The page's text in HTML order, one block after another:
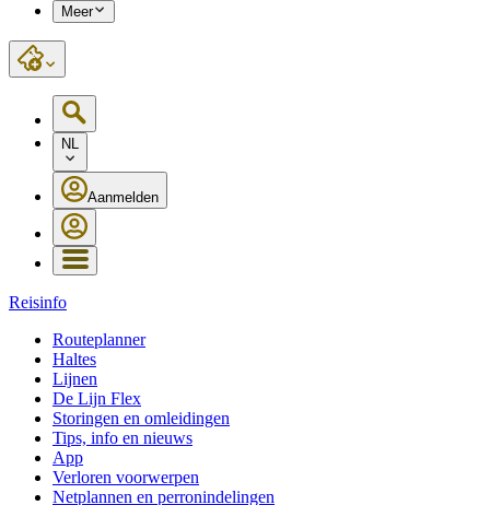
Meer
NL
Aanmelden
Reisinfo
Routeplanner
Haltes
Lijnen
De Lijn Flex
Storingen en omleidingen
Tips, info en nieuws
App
Verloren voorwerpen
Netplannen en perronindelingen